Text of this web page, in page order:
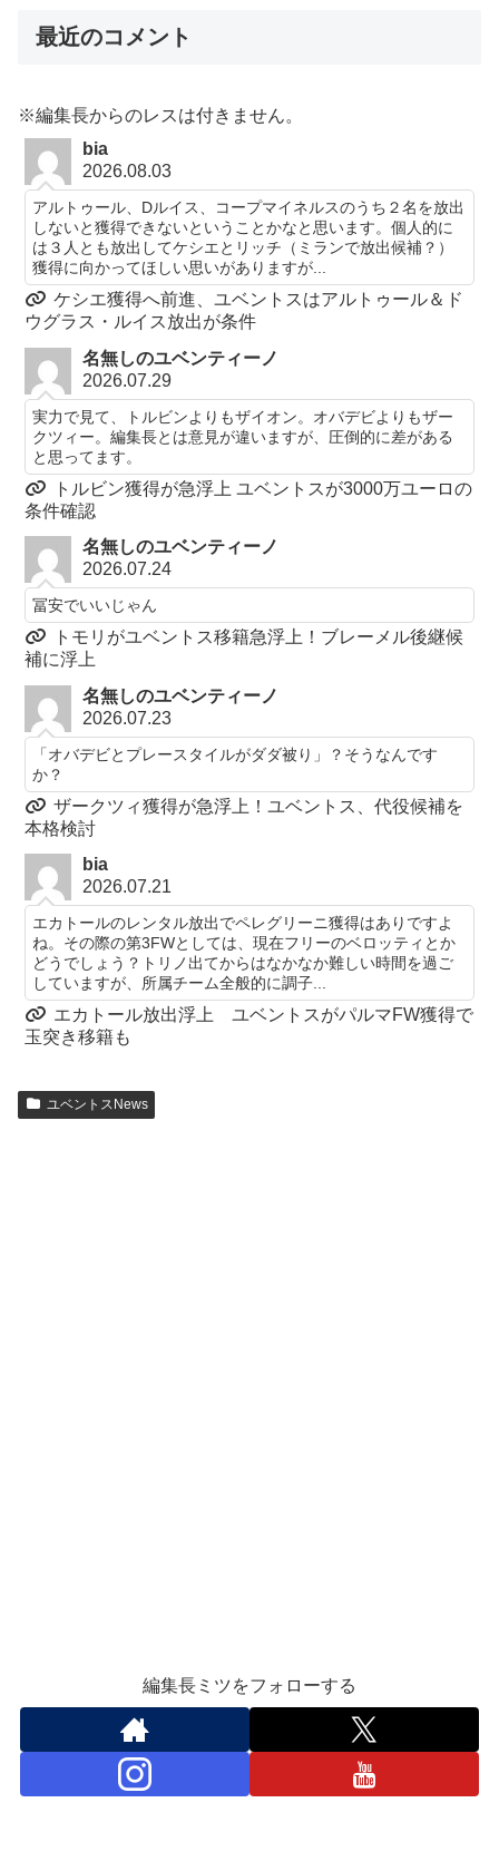
最近のコメント
※編集長からのレスは付きません。
bia
2026.08.03
アルトゥール、Dルイス、コープマイネルスのうち２名を放出
しないと獲得できないということかなと思います。個人的に
は３人とも放出してケシエとリッチ（ミランで放出候補？）
獲得に向かってほしい思いがありますが...
ケシエ獲得へ前進、ユベントスはアルトゥール＆ド
ウグラス・ルイス放出が条件
名無しのユベンティーノ
2026.07.29
実力で見て、トルビンよりもザイオン。オバデビよりもザー
クツィー。編集長とは意見が違いますが、圧倒的に差がある
と思ってます。
トルビン獲得が急浮上 ユベントスが3000万ユーロの
条件確認
名無しのユベンティーノ
2026.07.24
冨安でいいじゃん
トモリがユベントス移籍急浮上！ブレーメル後継候
補に浮上
名無しのユベンティーノ
2026.07.23
「オバデビとプレースタイルがダダ被り」？そうなんです
か？
ザークツィ獲得が急浮上！ユベントス、代役候補を
本格検討
bia
2026.07.21
エカトールのレンタル放出でペレグリーニ獲得はありですよ
ね。その際の第3FWとしては、現在フリーのベロッティとか
どうでしょう？トリノ出てからはなかなか難しい時間を過ご
していますが、所属チーム全般的に調子...
エカトール放出浮上 ユベントスがパルマFW獲得で
玉突き移籍も
ユベントスNews
編集長ミツをフォローする